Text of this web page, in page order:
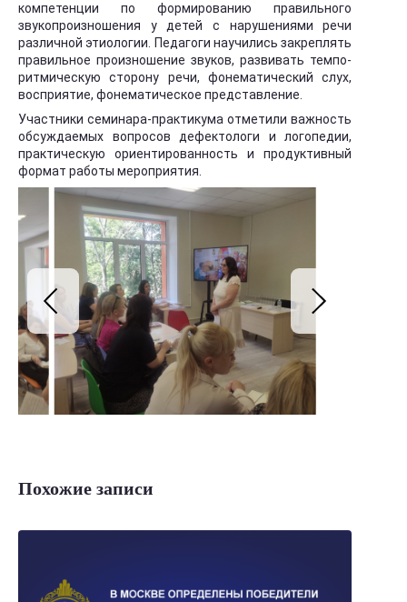
компетенции по формированию правильного
звукопроизношения у детей с нарушениями речи
различной этиологии. Педагоги научились закреплять
правильное произношение звуков, развивать темпо-
ритмическую сторону речи, фонематический слух,
восприятие, фонематическое представление.
Участники семинара-практикума отметили важность
обсуждаемых вопросов дефектологи и логопедии,
практическую ориентированность и продуктивный
формат работы мероприятия.
Похожие записи